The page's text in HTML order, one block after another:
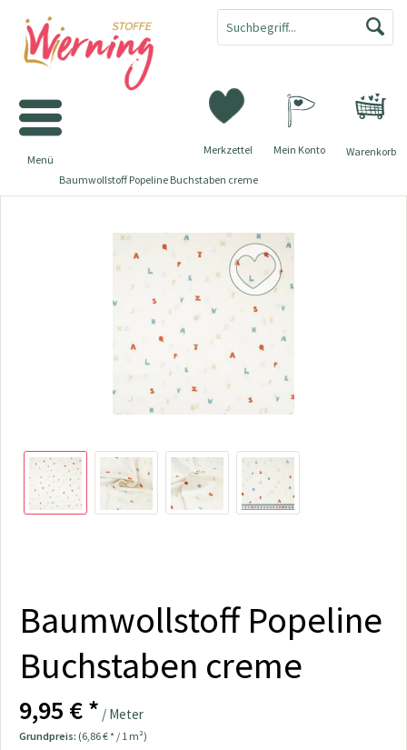
Warenkorb
Merkzettel Mein Konto
Menü
Baumwollstoff Popeline Buchstaben creme
Baumwollstoff Popeline
Buchstaben creme
9,95 € * / Meter
Grundpreis: (6,86 € * / 1 m²)